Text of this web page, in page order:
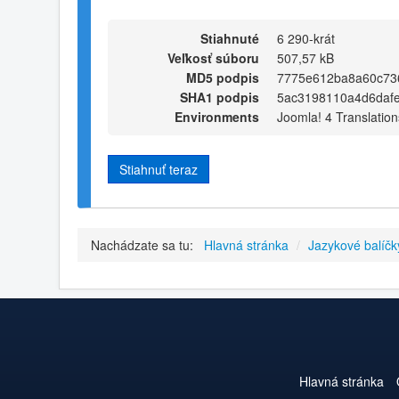
Stiahnuté
6 290-krát
Veľkosť súboru
507,57 kB
MD5 podpis
SHA1 podpis
Environments
Joomla! 4
Stiahnuť teraz
Nachádzate sa tu: Hlavná stránka / Jazykové
Hlavná stránka